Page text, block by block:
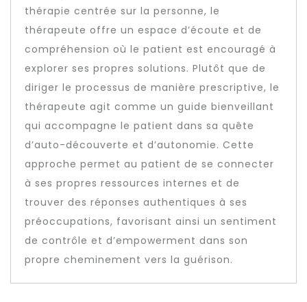
thérapie centrée sur la personne, le
thérapeute offre un espace d’écoute et de
compréhension où le patient est encouragé à
explorer ses propres solutions. Plutôt que de
diriger le processus de manière prescriptive, le
thérapeute agit comme un guide bienveillant
qui accompagne le patient dans sa quête
d’auto-découverte et d’autonomie. Cette
approche permet au patient de se connecter
à ses propres ressources internes et de
trouver des réponses authentiques à ses
préoccupations, favorisant ainsi un sentiment
de contrôle et d’empowerment dans son
propre cheminement vers la guérison.